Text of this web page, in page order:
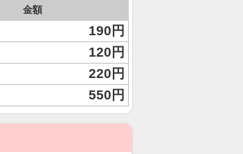
金額
190円
120円
220円
550円